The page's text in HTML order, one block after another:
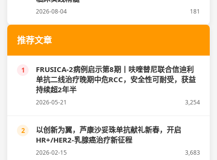
2026-08-04 181
推荐文章
1
FRUSICA-2病例启示第8期丨呋喹替尼联合信迪利
单抗二线治疗晚期中危RCC，安全性可耐受，获益
持续超2年半
2026-05-21 3,254
2
以创新为翼，芦康沙妥珠单抗献礼新春，开启
HR+/HER2-乳腺癌治疗新征程
2026-02-15 3,683